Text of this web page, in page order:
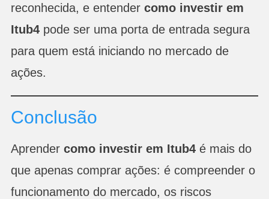
reconhecida, e entender como investir em
Itub4pode ser uma porta de entrada segura
para quem está iniciando no mercado de
ações.
Conclusão
Aprender como investir em Itub4é mais do
que apenas comprar ações: é compreender o
funcionamento do mercado, os riscos